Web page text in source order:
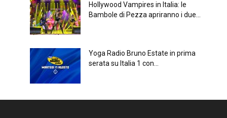
Hollywood Vampires in Italia: le
Bambole di Pezza apriranno i due...
Yoga Radio Bruno Estate in prima
serata su Italia 1 con...